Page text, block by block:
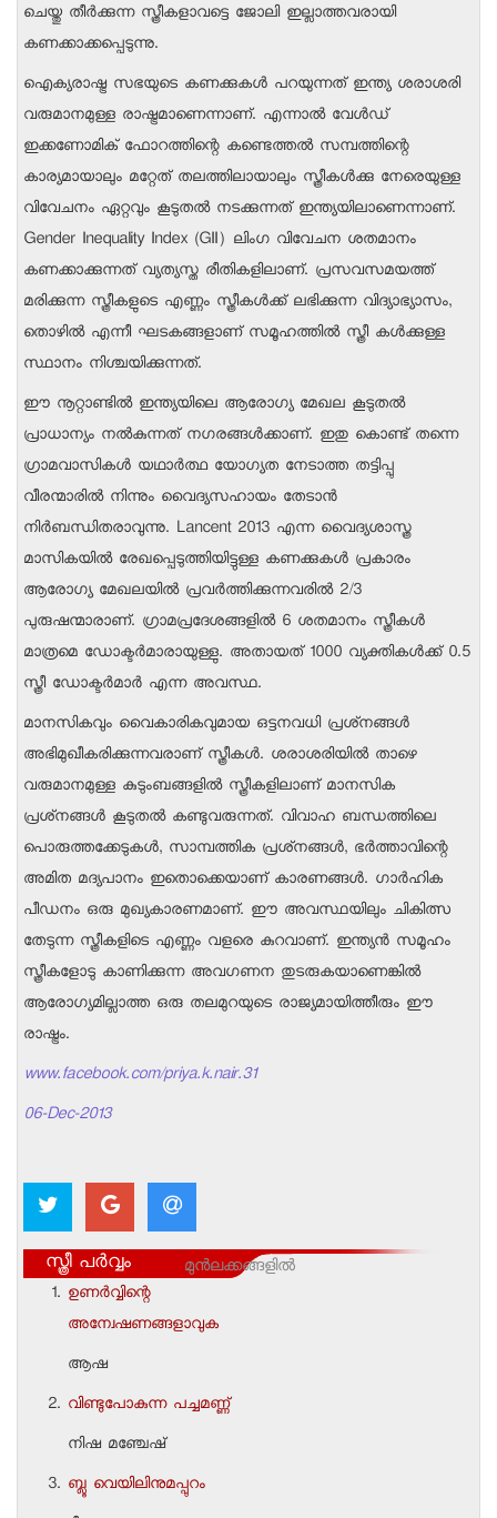
ചെയ്തു തീര്‍ക്കുന്ന സ്ത്രീകളാവട്ടെ ജോലി ഇല്ലാത്തവരായി
കണക്കാക്കപ്പെടുന്നു.
ഐക്യരാഷ്ട്ര സഭയുടെ കണക്കുകള്‍ പറയുന്നത് ഇന്ത്യ ശരാശരി
വരുമാനമുള്ള രാഷ്ട്രമാണെന്നാണ്. എന്നാല്‍ വേള്‍ഡ്
ഇക്കണോമിക് ഫോറത്തിന്റെ കണ്ടെത്തല്‍ സമ്പത്തിന്റെ
കാര്യമായാലും മറ്റേത് തലത്തിലായാലും സ്ത്രീകള്‍ക്കു നേരെയുള്ള
വിവേചനം ഏറ്റവും കൂടുതല്‍ നടക്കുന്നത് ഇന്ത്യയിലാണെന്നാണ്.
Gender Inequality Index (GII) ലിംഗ വിവേചന ശതമാനം
കണക്കാക്കുന്നത് വ്യത്യസ്ത രീതികളിലാണ്. പ്രസവസമയത്ത്
മരിക്കുന്ന സ്ത്രീകളുടെ എണ്ണം സ്ത്രീകള്‍ക്ക് ലഭിക്കുന്ന വിദ്യാഭ്യാസം,
തൊഴില്‍ എന്നീ ഘടകങ്ങളാണ് സമൂഹത്തില്‍ സ്ത്രീ കള്‍ക്കുള്ള
സ്ഥാനം നിശ്ചയിക്കുന്നത്.
ഈ നൂറ്റാണ്ടില്‍ ഇന്ത്യയിലെ ആരോഗ്യ മേഖല കൂടുതല്‍
പ്രാധാന്യം നല്‍കുന്നത് നഗരങ്ങള്‍ക്കാണ്. ഇതു കൊണ്ട് തന്നെ
ഗ്രാമവാസികള്‍ യഥാര്‍ത്ഥ യോഗ്യത നേടാത്ത തട്ടിപ്പു
വീരന്മാരില്‍ നിന്നും വൈദ്യസഹായം തേടാന്‍
നിര്‍ബന്ധിതരാവുന്നു. Lancent 2013 എന്ന വൈദ്യശാസ്ത്ര
മാസികയില്‍ രേഖപ്പെടുത്തിയിട്ടുള്ള കണക്കുകള്‍ പ്രകാരം
ആരോഗ്യ മേഖലയില്‍ പ്രവര്‍ത്തിക്കുന്നവരില്‍ 2/3
പുരുഷന്മാരാണ്. ഗ്രാമപ്രദേശങ്ങളില്‍ 6 ശതമാനം സ്ത്രീകള്‍
മാത്രമെ ഡോക്ടര്‍മാരായുള്ളു. അതായത് 1000 വ്യക്തികള്‍ക്ക് 0.5
സ്ത്രീ ഡോക്ടര്‍മാര്‍ എന്ന അവസ്ഥ.
മാനസികവും വൈകാരികവുമായ ഒട്ടനവധി പ്രശ്‌നങ്ങള്‍
അഭിമുഖീകരിക്കുന്നവരാണ് സ്ത്രീകള്‍. ശരാശരിയില്‍ താഴെ
വരുമാനമുള്ള കുടുംബങ്ങളില്‍ സ്ത്രീകളിലാണ് മാനസിക
പ്രശ്‌നങ്ങള്‍ കൂടുതല്‍ കണ്ടുവരുന്നത്. വിവാഹ ബന്ധത്തിലെ
പൊരുത്തക്കേടുകള്‍, സാമ്പത്തിക പ്രശ്‌നങ്ങള്‍, ഭര്‍ത്താവിന്റെ
അമിത മദ്യപാനം ഇതൊക്കെയാണ് കാരണങ്ങള്‍. ഗാര്‍ഹിക
പീഡനം ഒരു മുഖ്യകാരണമാണ്. ഈ അവസ്ഥയിലും ചികിത്സ
തേടുന്ന സ്ത്രീകളിടെ എണ്ണം വളരെ കുറവാണ്. ഇന്ത്യന്‍ സമൂഹം
സ്ത്രീകളോടു കാണിക്കുന്ന അവഗണന തുടരുകയാണെങ്കില്‍
ആരോഗ്യമില്ലാത്ത ഒരു തലമുറയുടെ രാജ്യമായിത്തീരും ഈ
രാഷ്ട്രം.
www.facebook.com/priya.k.nair.31
06-Dec-2013
സ്ത്രീ പർവ്വം മുന്‍ലക്കങ്ങളില്‍
ഉണര്‍വ്വിന്റെ
അന്വേഷണങ്ങളാവുക
ആഷ
വിണ്ടുപോകുന്ന പച്ചമണ്ണ്
നിഷ മഞ്ചേഷ്
ബ്ലൂ വെയിലിനുമപ്പുറം